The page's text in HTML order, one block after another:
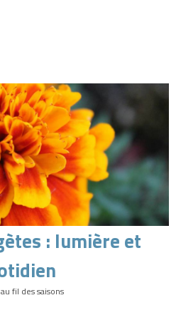
: lumière et
fil des saisons